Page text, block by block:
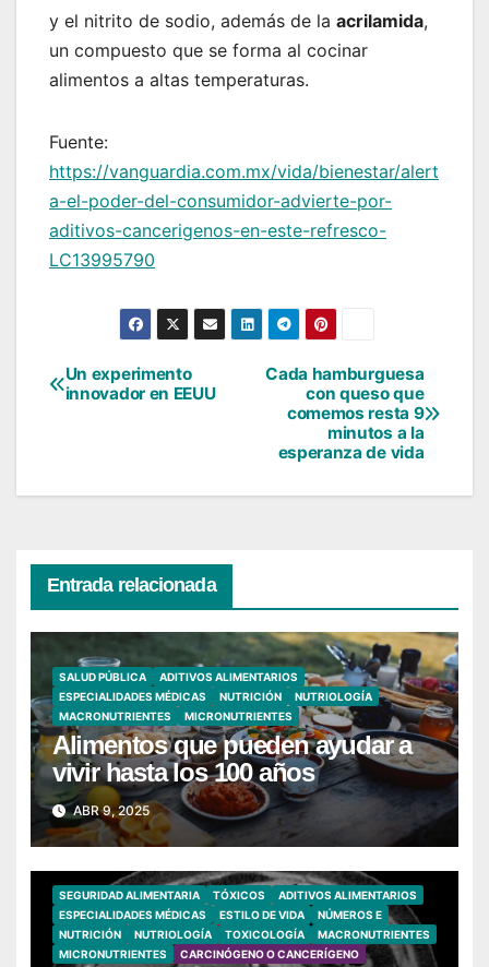
y el nitrito de sodio, además de la acrilamida,
un compuesto que se forma al cocinar
alimentos a altas temperaturas.
Fuente:
https://vanguardia.com.mx/vida/bienestar/alert
a-el-poder-del-consumidor-advierte-por-
aditivos-cancerigenos-en-este-refresco-
LC13995790
Navegación
Cada hamburguesa
con queso que
comemos resta 9
minutos a la
esperanza de vida
Un experimento
innovador en EEUU
Entrada relacionada
SALUD PÚBLICA
ADITIVOS ALIMENTARIOS
ESPECIALIDADES MÉDICAS
NUTRICIÓN
NUTRIOLOGÍA
MACRONUTRIENTES
MICRONUTRIENTES
Alimentos que pueden ayudar a
vivir hasta los 100 años
ABR 9, 2025
SEGURIDAD ALIMENTARIA TÓXICOS
ADITIVOS ALIMENTARIOS
ESPECIALIDADES MÉDICAS
ESTILO DE VIDA
NÚMEROS E
NUTRICIÓN
NUTRIOLOGÍA TOXICOLOGÍA
MACRONUTRIENTES
MICRONUTRIENTES
CARCINÓGENO O CANCERÍGENO